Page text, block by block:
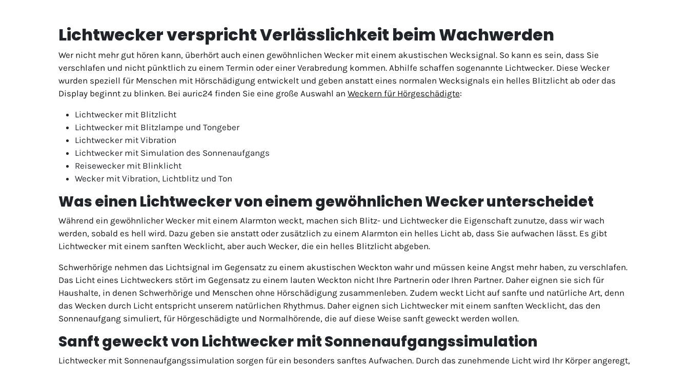
Lichtwecker verspricht Verlässlichkeit beim Wachwerden
Wer nicht mehr gut hören kann, überhört auch einen gewöhnlichen Wecker mit einem akustischen Wecksignal. So kann es sein, dass Sie
verschlafen und nicht pünktlich zu einem Termin oder einer Verabredung kommen. Abhilfe schaffen sogenannte Lichtwecker. Diese Wecker
wurden speziell für Menschen mit Hörschädigung entwickelt und geben anstatt eines normalen Wecksignals ein helles Blitzlicht ab oder das
Display beginnt zu blinken. Bei auric24 finden Sie eine große Auswahl an Weckern für Hörgeschädigte:
Lichtwecker mit Blitzlicht
Lichtwecker mit Blitzlampe und Tongeber
Lichtwecker mit Vibration
Lichtwecker mit Simulation des Sonnenaufgangs
Reisewecker mit Blinklicht
Wecker mit Vibration, Lichtblitz und Ton
Was einen Lichtwecker von einem gewöhnlichen Wecker unterscheidet
Während ein gewöhnlicher Wecker mit einem Alarmton weckt, machen sich Blitz- und Lichtwecker die Eigenschaft zunutze, dass wir wach
werden, sobald es hell wird. Dazu geben sie anstatt oder zusätzlich zu einem Alarmton ein helles Licht ab, dass Sie aufwachen lässt. Es gibt
Lichtwecker mit einem sanften Wecklicht, aber auch Wecker, die ein helles Blitzlicht abgeben.
Schwerhörige nehmen das Lichtsignal im Gegensatz zu einem akustischen Weckton wahr und müssen keine Angst mehr haben, zu verschlafen.
Das Licht eines Lichtweckers stört im Gegensatz zu einem lauten Weckton nicht Ihre Partnerin oder Ihren Partner. Daher eignen sie sich für
Haushalte, in denen Schwerhörige und Menschen ohne Hörschädigung zusammenleben. Zudem weckt Licht auf sanfte und natürliche Art, denn
das Wecken durch Licht entspricht unserem natürlichen Rhythmus. Daher eignen sich Lichtwecker mit einem sanften Wecklicht, das den
Sonnenaufgang simuliert, für Hörgeschädigte und Normalhörende, die auf diese Weise sanft geweckt werden wollen.
Sanft geweckt von Lichtwecker mit Sonnenaufgangssimulation
Lichtwecker mit Sonnenaufgangssimulation sorgen für ein besonders sanftes Aufwachen. Durch das zunehmende Licht wird Ihr Körper angeregt,